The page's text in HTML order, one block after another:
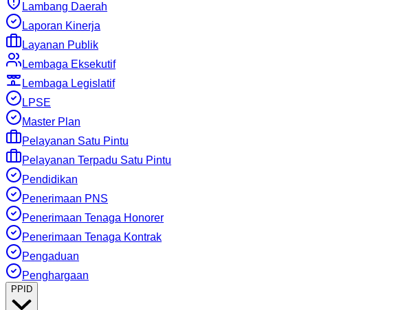
Lambang Daerah
Laporan Kinerja
Layanan Publik
Lembaga Eksekutif
Lembaga Legislatif
LPSE
Master Plan
Pelayanan Satu Pintu
Pelayanan Terpadu Satu Pintu
Pendidikan
Penerimaan PNS
Penerimaan Tenaga Honorer
Penerimaan Tenaga Kontrak
Pengaduan
Penghargaan
PPID